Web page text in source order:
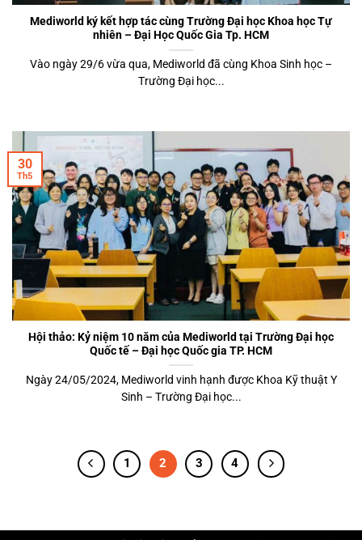
Mediworld ký kết hợp tác cùng Trường Đại học Khoa học Tự
nhiên – Đại Học Quốc Gia Tp. HCM
Vào ngày 29/6 vừa qua, Mediworld đã cùng Khoa Sinh học –
Trường Đại học...
Hội thảo: Kỷ niệm 10 năm của Mediworld tại Trường Đại học
Quốc tế – Đại học Quốc gia TP. HCM
Ngày 24/05/2024, Mediworld vinh hạnh được Khoa Kỹ thuật Y
Sinh – Trường Đại học...
30
Th5
1 2 3 4